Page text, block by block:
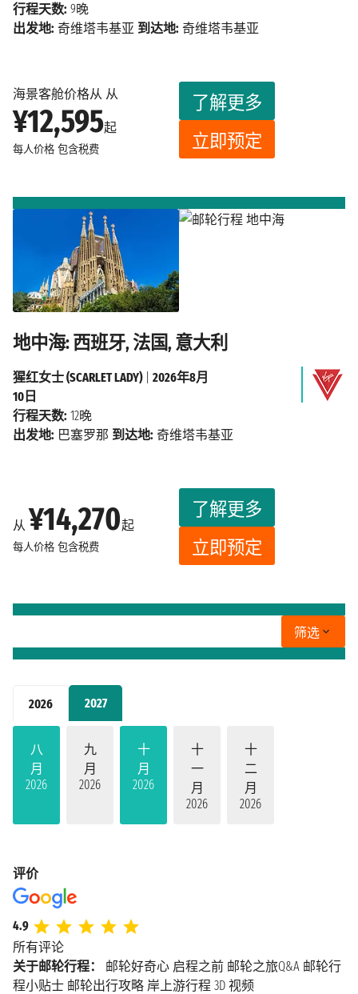
2026 2027
八
月
2026
九
月
2026
十
月
2026
十
一
月
2026
十
二
月
2026
海景客舱价格从 从
¥12,595起
每人价格 包含税费
了解更多
立即预定
行程天数: 9晚
出发地: 奇维塔韦基亚 到达地: 奇维塔韦基亚
地中海: 西班牙, 法国, 意大利
从 ¥14,270起
每人价格 包含税费
了解更多
立即预定
猩红女士 (SCARLET LADY)| 2026年8月
10日
行程天数: 12晚
出发地: 巴塞罗那 到达地: 奇维塔韦基亚
筛选
评价
4.9
所有评论
关于邮轮行程：
邮轮好奇心 启程之前 邮轮之旅Q&A 邮轮行
程小贴士 邮轮出行攻略 岸上游行程 3D 视频